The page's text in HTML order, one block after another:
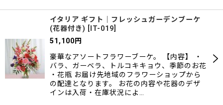
イタリア ギフト｜フレッシュガーデンブーケ
(花器付き)
IT-019
51,100円
豪華なアソートフラワーブーケ。 【内容】 ・
バラ、ガーベラ、トルコキキョウ、季節のお花
・花瓶 お届け先地域のフラワーショップから
の配達となります。 お花の内容や花器のデザ
インは入荷・在庫状況によ…